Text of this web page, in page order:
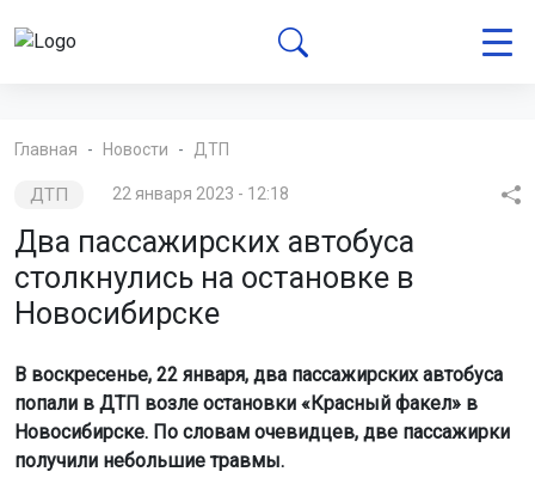
Главная Новости ДТП
ДТП 22 января 2023 - 12:18
Два пассажирских автобуса
столкнулись на остановке в
Новосибирске
В воскресенье, 22 января, два пассажирских автобуса
попали в ДТП возле остановки «Красный факел» в
Новосибирске. По словам очевидцев, две пассажирки
получили небольшие травмы.